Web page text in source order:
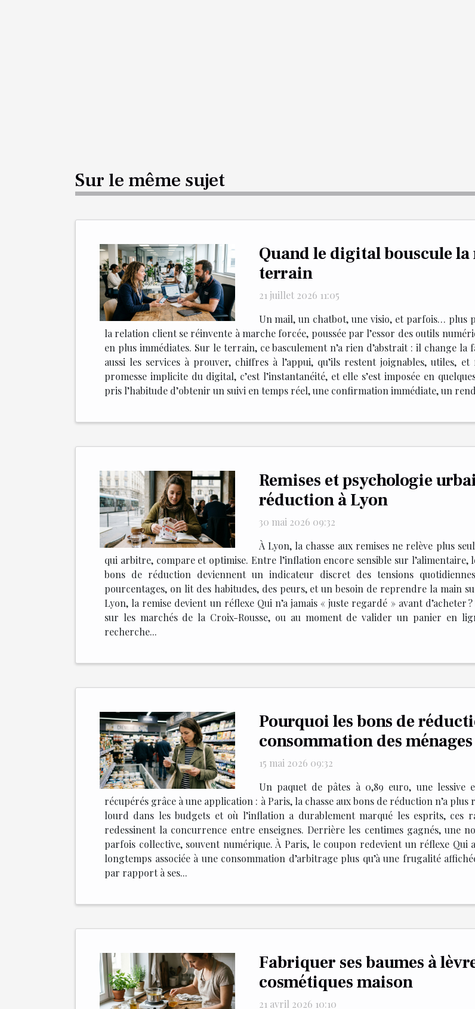
Sur le même sujet
Quand le digital bouscule
terrain
21 juillet 2026 11:05
Un mail, un chatbot, une visio, et parfois… plus
la relation client se réinvente à marche forcée, poussée par l’essor des outils
en plus immédiates. Sur le terrain, ce basculement n’a rien d’abstrait : il change
aussi les services à prouver, chiffres à l’appui, qu’ils restent joignables, utiles,
promesse implicite du digital, c’est l’instantanéité, et elle s’est imposée en
pris l’habitude d’obtenir un suivi en temps réel, une confirmation immédiate, un
Remises et psychologie
réduction à Lyon
30 mai 2026 09:32
À Lyon, la chasse aux remises ne relève plus
qui arbitre, compare et optimise. Entre l’inflation encore sensible sur
bons de réduction deviennent un indicateur discret des tensions
pourcentages, on lit des habitudes, des peurs, et un besoin de reprendre la main
Lyon, la remise devient un réflexe Qui n’a jamais « juste regardé » avant d’acheter
sur les marchés de la Croix-Rousse, ou au moment de valider un panier en
recherche...
Pourquoi les bons de
consommation des
15 mai 2026 09:32
Un paquet de pâtes à 0,89 euro, une
récupérés grâce à une application : à Paris, la chasse aux bons de réduction n’a
lourd dans les budgets et où l’inflation a durablement marqué les esprits, ces
redessinent la concurrence entre enseignes. Derrière les centimes gagnés, une
parfois collective, souvent numérique. À Paris, le coupon redevient un réflexe
longtemps associée à une consommation d’arbitrage plus qu’à une frugalité
par rapport à ses...
Fabriquer ses baumes à
cosmétiques maison
21 avril 2026 10:10